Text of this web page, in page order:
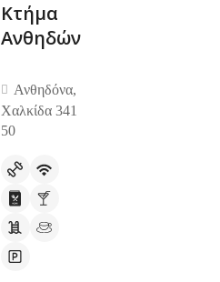
Κτήμα
Ανθηδών
Ανθηδόνα,
Χαλκίδα 341
50